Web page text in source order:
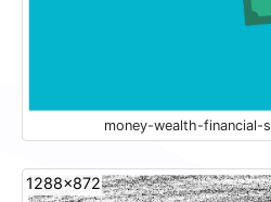
money-wealth-financial-
1288x872